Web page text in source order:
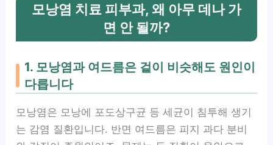
모낭염 치료 피부과, 왜 아무 데나 가
면 안 될까?
1. 모낭염과 여드름은 겉이 비슷해도 원인이
다릅니다
모낭염은 모낭에 포도상구균 등 세균이 침투해 생기
는 감염 질환입니다. 반면 여드름은 피지 과다 분비